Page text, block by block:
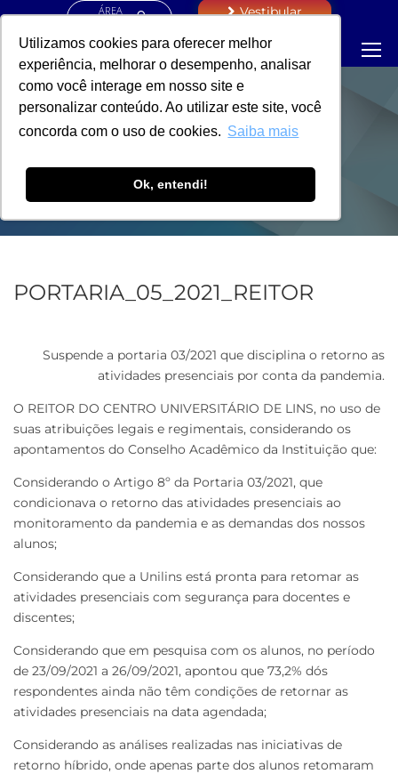
Utilizamos cookies para oferecer melhor
experiência, melhorar o desempenho, analisar
como você interage em nosso site e
personalizar conteúdo. Ao utilizar este site, você
concorda com o uso de cookies. Saiba mais
Ok, entendi!
ÁREA
Vestibular
PORTARIA -
REITORIA
PORTARIA_05_2021_REITOR
Suspende a portaria 03/2021 que disciplina o retorno as
atividades presenciais por conta da pandemia.
O REITOR DO CENTRO UNIVERSITÁRIO DE LINS, no uso de
suas atribuições legais e regimentais, considerando os
apontamentos do Conselho Acadêmico da Instituição que:
Considerando o Artigo 8º da Portaria 03/2021, que
condicionava o retorno das atividades presenciais ao
monitoramento da pandemia e as demandas dos nossos
alunos;
Considerando que a Unilins está pronta para retomar as
atividades presenciais com segurança para docentes e
discentes;
Considerando que em pesquisa com os alunos, no período
de 23/09/2021 a 26/09/2021, apontou que 73,2% dós
respondentes ainda não têm condições de retornar as
atividades presenciais na data agendada;
Considerando as análises realizadas nas iniciativas de
retorno híbrido, onde apenas parte dos alunos retomaram